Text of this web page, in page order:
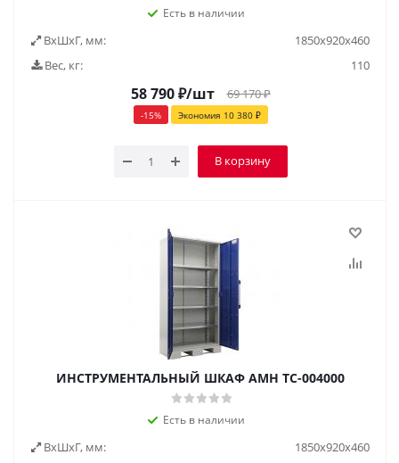
Есть в наличии
ВxШxГ, мм:
1850x920x460
Вес, кг:
110
58 790₽/шт 69 170₽
-15% Экономия 10 380₽
В корзину
ИНСТРУМЕНТАЛЬНЫЙ ШКАФ AMH TC-004000
Есть в наличии
ВxШxГ, мм:
1850x920x460